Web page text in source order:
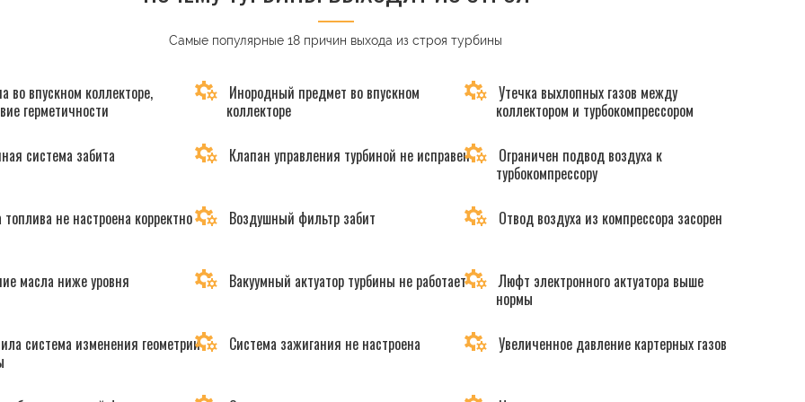
Самые популярные 18 причин выхода из строя турбины
во впускном коллекторе,
герметичности
Инородный предмет во впускном
коллекторе
Утечка выхлопных газов между
коллектором и турбокомпрессором
система забита Клапан управления турбиной не исправен
Ограничен подвод воздуха к
турбокомпрессору
не настроена корректно Воздушный фильтр забит Отвод воздуха из компрессора засорен
масла ниже уровня Вакуумный актуатор турбины не работает
Люфт электронного актуатора выше
нормы
система изменения геометрии
Система зажигания не настроена Увеличенное давление картерных газов